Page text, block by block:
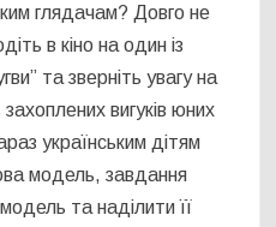
глядачам? Довго не
в кіно на один із
та зверніть увагу на
захоплених вигуків юних
українським дітям
модель, завдання
та наділити її